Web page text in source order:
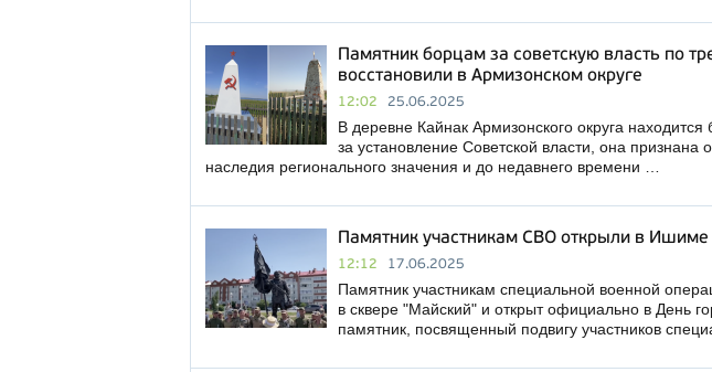
Памятник борцам за советскую власть по
восстановили в Армизонском округе
12:02 25.06.2025
В деревне Кайнак Армизонского округа находится
за установление Советской власти, она признана
наследия регионального значения и до недавнего времени …
Памятник участникам СВО открыли в Ишиме
12:12 17.06.2025
Памятник участникам специальной военной
в сквере "Майский" и открыт официально в День
памятник, посвященный подвигу участников